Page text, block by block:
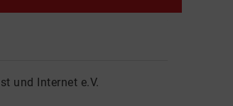
und Internet e.V.